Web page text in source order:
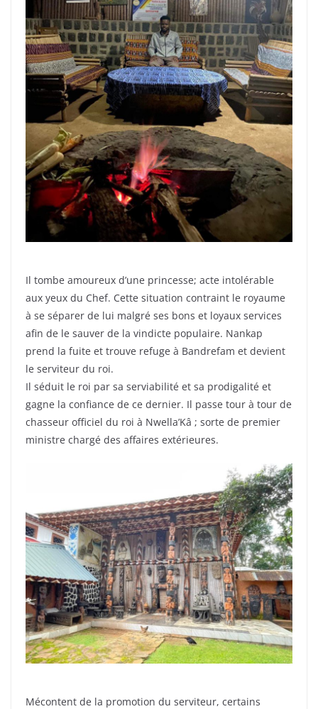
Il tombe amoureux d’une princesse; acte intolérable
aux yeux du Chef. Cette situation contraint le royaume
à se séparer de lui malgré ses bons et loyaux services
afin de le sauver de la vindicte populaire. Nankap
prend la fuite et trouve refuge à Bandrefam et devient
le serviteur du roi.
Il séduit le roi par sa serviabilité et sa prodigalité et
gagne la confiance de ce dernier. Il passe tour à tour de
chasseur officiel du roi à Nwella’Kâ ; sorte de premier
ministre chargé des affaires extérieures.
Mécontent de la promotion du serviteur, certains